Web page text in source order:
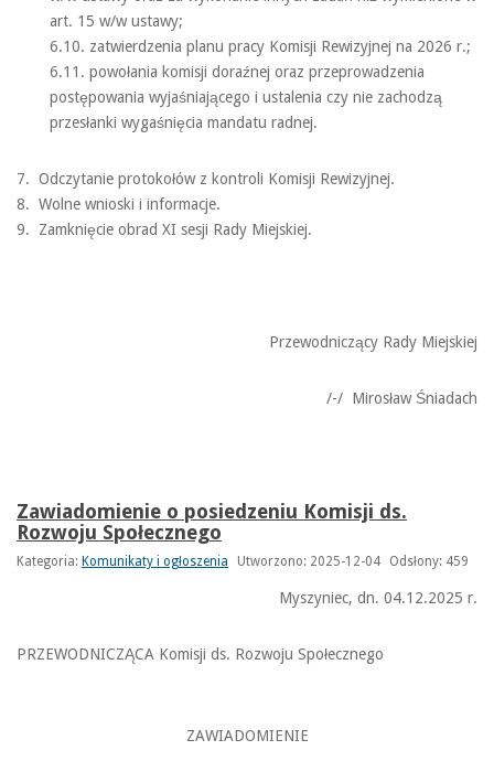
art. 15 w/w ustawy;
6.10. zatwierdzenia planu pracy Komisji Rewizyjnej na 2026 r.;
6.11. powołania komisji doraźnej oraz przeprowadzenia
postępowania wyjaśniającego i ustalenia czy nie zachodzą
przesłanki wygaśnięcia mandatu radnej.
7. Odczytanie protokołów z kontroli Komisji Rewizyjnej.
8. Wolne wnioski i informacje.
9. Zamknięcie obrad XI sesji Rady Miejskiej.
Przewodniczący Rady Miejskiej
/-/ Mirosław Śniadach
Zawiadomienie o posiedzeniu Komisji ds.
Rozwoju Społecznego
Kategoria: Komunikaty i ogłoszenia Utworzono: 2025-12-04 Odsłony: 459
Myszyniec, dn. 04.12.2025 r.
PRZEWODNICZĄCA Komisji ds. Rozwoju Społecznego
ZAWIADOMIENIE